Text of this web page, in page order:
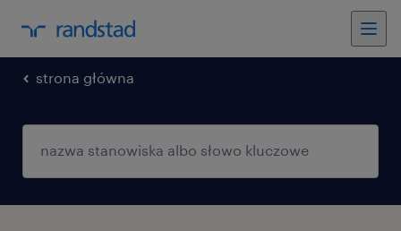
strona główna